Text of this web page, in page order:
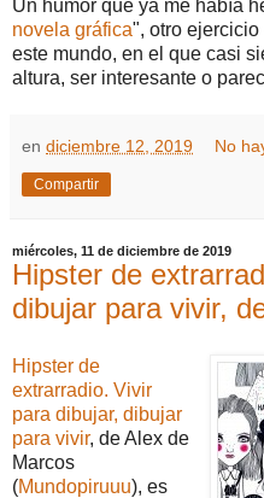
Un humor que ya me había
novela gráfica", otro
este mundo, en el que casi
altura, ser interesante o
en diciembre 12, 2019 No
Compartir
miércoles, 11 de diciembre de 2019
Hipster de
dibujar para vivir,
Hipster de
extrarradio. Vivir
para dibujar, dibujar
para vivir, de Alex de
Marcos
(Mundopiruuu), es